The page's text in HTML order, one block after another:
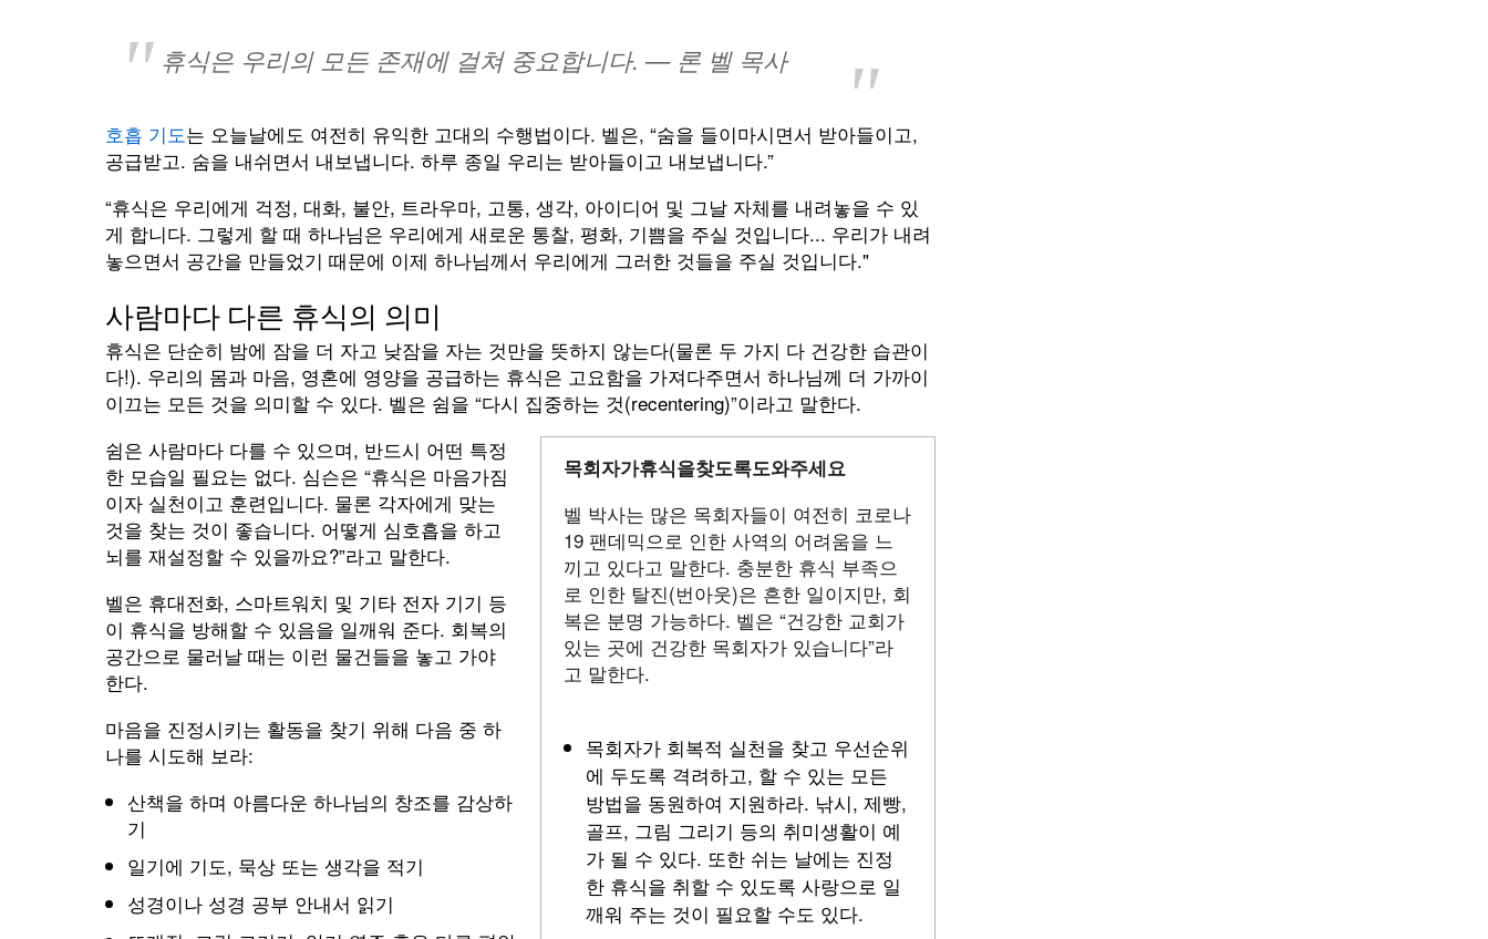
휴식은 우리의 모든 존재에 걸쳐 중요합니다. — 론 벨 목사
호흡 기도는 오늘날에도 여전히 유익한 고대의 수행법이다. 벨은, “숨을 들이마시면서 받아들이고,
공급받고. 숨을 내쉬면서 내보냅니다. 하루 종일 우리는 받아들이고 내보냅니다.”
“휴식은 우리에게 걱정, 대화, 불안, 트라우마, 고통, 생각, 아이디어 및 그날 자체를 내려놓을 수 있
게 합니다. 그렇게 할 때 하나님은 우리에게 새로운 통찰, 평화, 기쁨을 주실 것입니다... 우리가 내려
놓으면서 공간을 만들었기 때문에 이제 하나님께서 우리에게 그러한 것들을 주실 것입니다."
사람마다 다른 휴식의 의미
휴식은 단순히 밤에 잠을 더 자고 낮잠을 자는 것만을 뜻하지 않는다(물론 두 가지 다 건강한 습관이
다!). 우리의 몸과 마음, 영혼에 영양을 공급하는 휴식은 고요함을 가져다주면서 하나님께 더 가까이
이끄는 모든 것을 의미할 수 있다. 벨은 쉼을 “다시 집중하는 것(recentering)”이라고 말한다.
목회자가휴식을찾도록도와주세요
벨 박사는 많은 목회자들이 여전히 코로나
19 팬데믹으로 인한 사역의 어려움을 느
끼고 있다고 말한다. 충분한 휴식 부족으
로 인한 탈진(번아웃)은 흔한 일이지만, 회
복은 분명 가능하다. 벨은 “건강한 교회가
있는 곳에 건강한 목회자가 있습니다”라
고 말한다.
목회자가 회복적 실천을 찾고 우선순위
에 두도록 격려하고, 할 수 있는 모든
방법을 동원하여 지원하라. 낚시, 제빵,
골프, 그림 그리기 등의 취미생활이 예
가 될 수 있다. 또한 쉬는 날에는 진정
한 휴식을 취할 수 있도록 사랑으로 일
깨워 주는 것이 필요할 수도 있다.
쉼은 사람마다 다를 수 있으며, 반드시 어떤 특정
한 모습일 필요는 없다. 심슨은 “휴식은 마음가짐
이자 실천이고 훈련입니다. 물론 각자에게 맞는
것을 찾는 것이 좋습니다. 어떻게 심호흡을 하고
뇌를 재설정할 수 있을까요?”라고 말한다.
벨은 휴대전화, 스마트워치 및 기타 전자 기기 등
이 휴식을 방해할 수 있음을 일깨워 준다. 회복의
공간으로 물러날 때는 이런 물건들을 놓고 가야
한다.
마음을 진정시키는 활동을 찾기 위해 다음 중 하
나를 시도해 보라:
산책을 하며 아름다운 하나님의 창조를 감상하
기
일기에 기도, 묵상 또는 생각을 적기
성경이나 성경 공부 안내서 읽기